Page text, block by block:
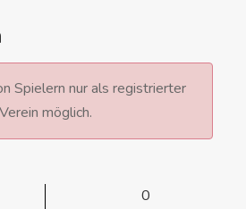
Spielern nur als registrierter
Verein möglich.
0